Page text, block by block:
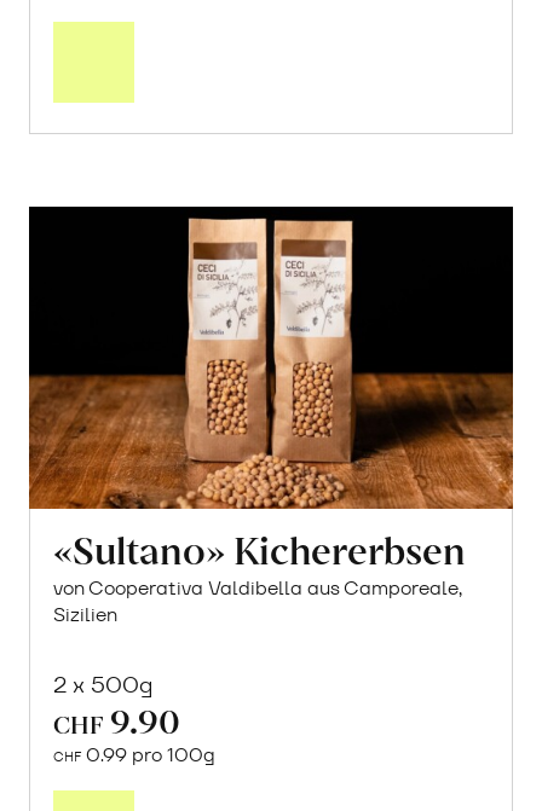
«Sultano» Kichererbsen
von Cooperativa Valdibella aus Camporeale,
Sizilien
2 x 500g
CHF 9.90
CHF 0.99 pro 100g